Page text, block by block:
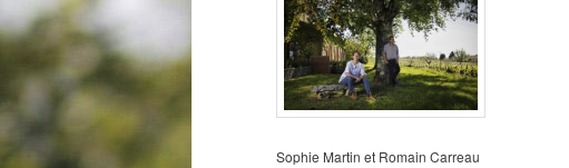
Sophie Martin et Romain Carreau